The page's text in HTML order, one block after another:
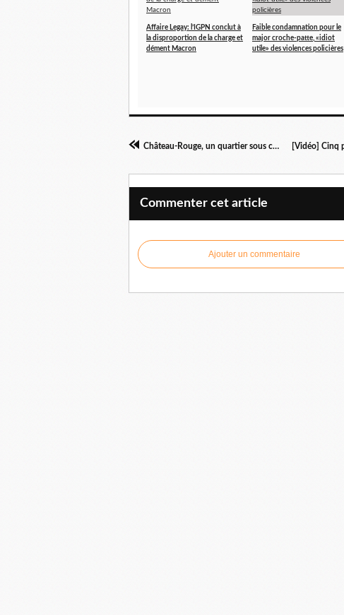
Affaire Legay: l’IGPN conclut à
la disproportion de la charge et
dément Macron
Faible condamnation pour le
major croche-patte, «idiot
utile» des violences policières
Château-Rouge, un quartier sous contrôle
Commenter cet article
Ajouter un commentaire